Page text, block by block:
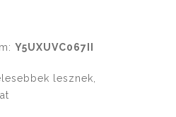
Y5UXUVC067II
lesznek,